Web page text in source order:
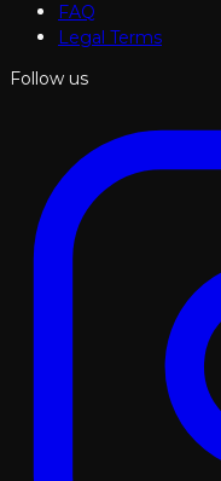
FAQ
Legal Terms
Follow us